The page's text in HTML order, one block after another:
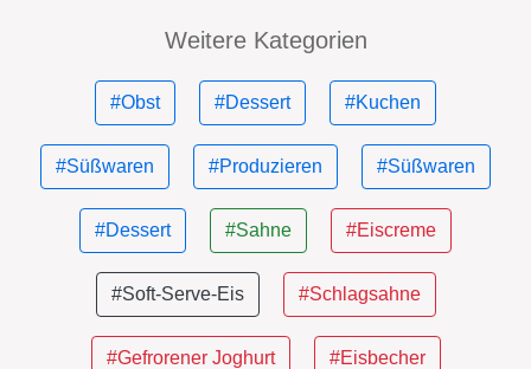
Weitere Kategorien
#Obst #Dessert #Kuchen
#Süßwaren #Produzieren #Süßwaren
#Dessert #Sahne #Eiscreme
#Soft-Serve-Eis #Schlagsahne
#Gefrorener Joghurt #Eisbecher